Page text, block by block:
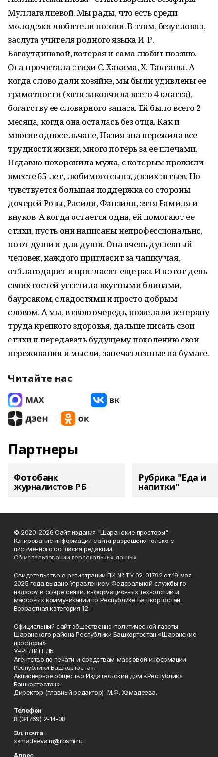
Муллагалиевой. Мы рады, что есть среди
молодежи любители поэзии. В этом, безусловно,
заслуга учителя родного языка И. Р.
Багаутдиновой, которая и сама любит поэзию.
Она прочитала стихи С. Хакима, Х. Такташа. А
когда слово дали хозяйке, мы были удивлены ее
грамотности (хотя закончила всего 4 класса),
богатству ее словарного запаса. Ей было всего 2
месяца, когда она осталась без отца. Как и
многие односельчане, Назия апа пережила все
трудности жизни, много потерь за ее плечами.
Недавно похоронила мужа, с которым прожили
вместе 65 лет, любимого сына, двоих зятьев. Но
чувствуется большая поддержка со стороны
дочерей Розы, Расили, Фанзили, зятя Рамиля и
внуков. А когда остается одна, ей помогают ее
стихи, пусть они написаны непрофессионально,
но от души и для души. Она очень душевный
человек, каждого пригласит за чашку чая,
отблагодарит и пригласит еще раз. И в этот день
своих гостей угостила вкусными блинами,
баурсаком, сладостями и просто добрым
словом. А мы, в свою очередь, пожелали ветерану
труда крепкого здоровья, дальше писать свои
стихи и передавать будущему поколению свои
переживания и мысли, запечатленные на бумаге.
Читайте нас
Партнеры
Фотобанк
журналистов РБ
Рубрика "Еда и
напитки"
© 2020-2026 Сайт издания "Шаранские просторы".
Копирование информации сайта разрешено только с
письменного согласия редакции.
Об использовании персональных данных
Свидетельство о регистрации ПИ № ТУ 02-01792 от 19 мая
2025 года выдано Управлением Федеральной службы по
надзору в сфере связи, информационных технологий и
массовых коммуникаций по Республике Башкортостан.
Возрастная категория 12+
Официальный сайт общественно-политической газеты
Шаранского района Республики Башкортостан «Шаранские
просторы»
УЧРЕДИТЕЛЬ:
Агентство по печати и средствам массовой информации
Республики Башкортостан,
Акционерное общество Издательский дом «Республика
Башкортостан».
Директор (главный редактор) М.Ф. Хамадеева.
Телефон
8 (34769) 2-14-08
Эл. почта
xamadeeva.m@rbsmi.ru
Адрес